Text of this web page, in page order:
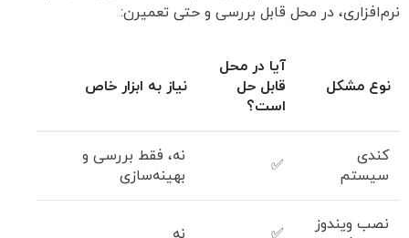
نرم‌افزاری، در محل قابل بررسی و حتی تعمیرن:
نوع مشکل
آیا در محل
قابل حل
است؟
نیاز به ابزار خاص
کندی
سیستم
✅
نه، فقط بررسی و
بهینه‌سازی
نصب ویندوز